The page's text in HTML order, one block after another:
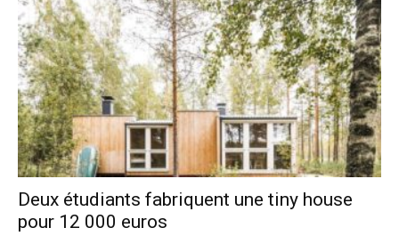
Deux étudiants fabriquent une tiny house
pour 12 000 euros